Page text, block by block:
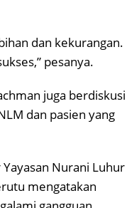
dan kekurangan.
pesanya.
juga berdiskusi
dan pasien yang
Nurani Luhur
mengatakan